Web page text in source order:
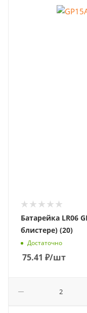
Батарейка LR06
блистере) (20)
Достаточно
75.41 ₽/шт